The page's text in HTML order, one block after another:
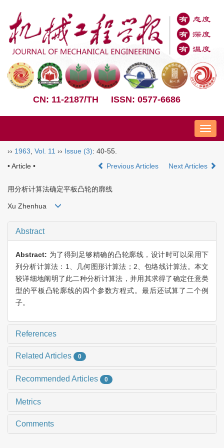
CN: 11-2187/TH ISSN: 0577-6686
Nav
›› 1963 Vol. 11 ›› Issue (3): 40-55.
• Article •
Previous Articles Next Articles
用分析计算法确定平板凸轮的廓线
Xu Zhenhua
Abstract
Abstract: 为了得到足够精确的凸轮廓线，设计时可以采用下
列分析计算法：1、几何图形计算法；2、包络线计算法。本文
较详细地阐明了此二种分析计算法，并用其求得了确定任意类
型的平板凸轮廓线的四个参数方程式。最后还试算了二个例
子。
References
Related Articles 0
Recommended Articles 0
Metrics
Comments